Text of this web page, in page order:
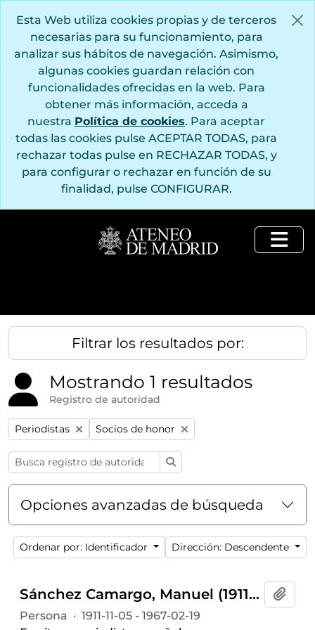
Esta Web utiliza cookies propias y de terceros
necesarias para su funcionamiento, para
analizar sus hábitos de navegación. Asimismo,
algunas cookies guardan relación con
funcionalidades ofrecidas en la web. Para
obtener más información, acceda a
nuestra Política de cookies. Para aceptar
todas las cookies pulse ACEPTAR TODAS, para
rechazar todas pulse en RECHAZAR TODAS, y
para configurar o rechazar en función de su
finalidad, pulse CONFIGURAR.
Filtrar los resultados por:
Mostrando 1 resultados
Registro de autoridad
Remove filter:
Periodistas Remove filter:
Socios de honor
Opciones avanzadas de búsqueda
Ordenar por: Identificador Dirección: Descendente
Sánchez Camargo, Manuel (1911-1967)
Persona · 1911-11-05 - 1967-02-19